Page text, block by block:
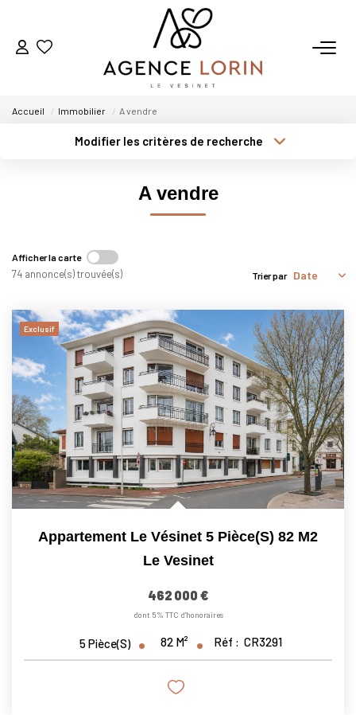
ACHETER
Qui Sommes-Nous
Notre Équipe
Nous Rejoindre
Nos Actualités
CONTACT
Accueil Immobilier A vendre
Modifier les critères de recherche
A vendre
Afficher la carte
74 annonce(s) trouvée(s) Trier par
Exclusif
Appartement Le Vésinet 5 Pièce(s) 82 M2
Le Vesinet
462 000 €
dont 5% TTC d'honoraires
5 Pièce(s) 82 M² Réf : CR3291